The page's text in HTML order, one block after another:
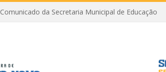
Comunicado da Secretaria Municipal de Educação